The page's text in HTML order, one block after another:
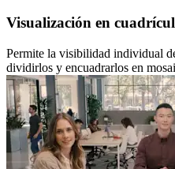
Visualización en
Permite la visibilidad individual
dividirlos y encuadrarlos en